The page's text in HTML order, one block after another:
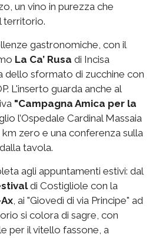
un vino in purezza che
territorio.
gastronomiche, con il
La Ca’ Rusa di Incisa
dello sformato di zucchine con
L'inserto guarda anche al
"Campagna Amica per la
l’Ospedale Cardinal Massaia
zero e una conferenza sulla
tavola.
agli appuntamenti estivi: dal
di Costigliole con la
, ai "Giovedì di via Principe" ad
si colora di sagre, con
per il vitello fassone, a